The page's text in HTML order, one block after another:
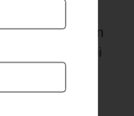
khi du học. Bạn
dễ dàng theo dõi
tiết kiệm là một
tự lập.